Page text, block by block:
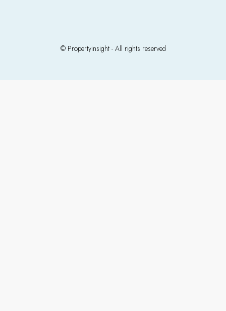
© Propertyinsight - All rights reserved